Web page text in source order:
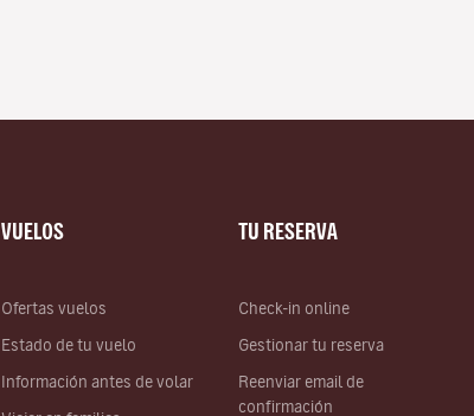
VUELOS
Ofertas vuelos
Estado de tu vuelo
Información antes de volar
TU RESERVA
Check-in online
Gestionar tu reserva
Reenviar email de
confirmación